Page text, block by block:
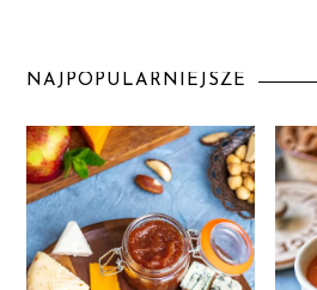
NAJPOPULARNIEJSZE